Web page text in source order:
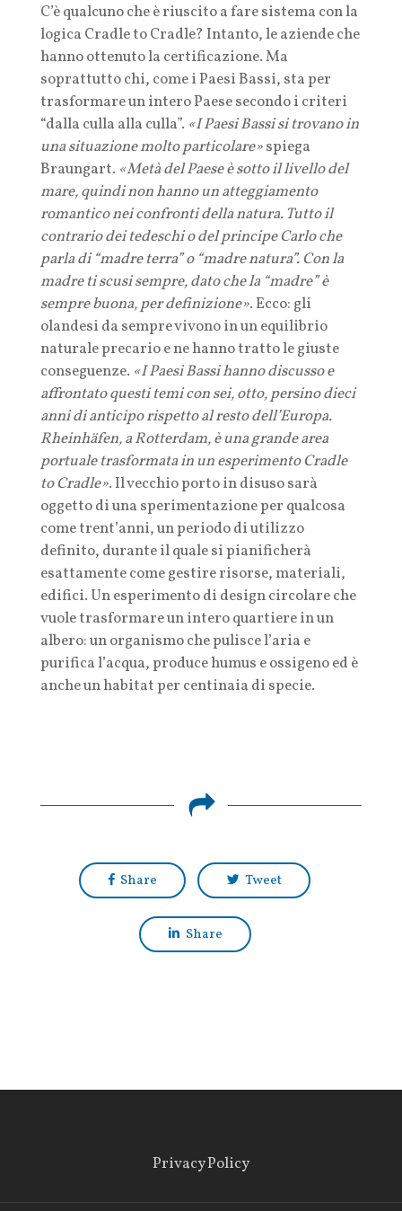
C’è qualcuno che è riuscito a fare sistema con la
logica Cradle to Cradle? Intanto, le aziende che
hanno ottenuto la certificazione. Ma
soprattutto chi, come i Paesi Bassi, sta per
trasformare un intero Paese secondo i criteri
“dalla culla alla culla”. «I Paesi Bassi si trovano in
una situazione molto particolare»spiega
Braungart. «Metà del Paese è sotto il livello del
mare, quindi non hanno un atteggiamento
romantico nei confronti della natura. Tutto il
contrario dei tedeschi o del principe Carlo che
parla di “madre terra” o “madre natura”. Con la
madre ti scusi sempre, dato che la “madre” è
sempre buona, per definizione». Ecco: gli
olandesi da sempre vivono in un equilibrio
naturale precario e ne hanno tratto le giuste
conseguenze. «I Paesi Bassi hanno discusso e
affrontato questi temi con sei, otto, persino dieci
anni di anticipo rispetto al resto dell’Europa.
Rheinhäfen, a Rotterdam, è una grande area
portuale trasformata in un esperimento Cradle
to Cradle». Il vecchio porto in disuso sarà
oggetto di una sperimentazione per qualcosa
come trent’anni, un periodo di utilizzo
definito, durante il quale si pianificherà
esattamente come gestire risorse, materiali,
edifici. Un esperimento di design circolare che
vuole trasformare un intero quartiere in un
albero: un organismo che pulisce l’aria e
purifica l’acqua, produce humus e ossigeno ed è
anche un habitat per centinaia di specie.
Share Tweet
Share
Privacy Policy